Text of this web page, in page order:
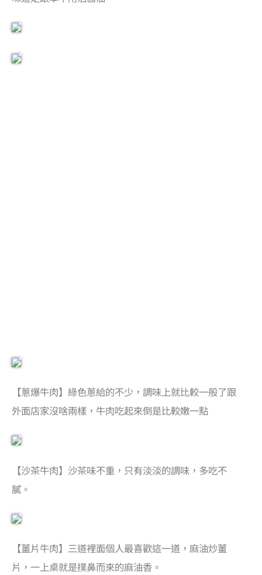
【蔥爆牛肉】綠色蔥給的不少，調味上就比較一般了跟
外面店家沒啥兩樣，牛肉吃起來倒是比較嫩一點
【沙茶牛肉】沙茶味不重，只有淡淡的調味，多吃不
膩。
【薑片牛肉】三道裡面個人最喜歡這一道，麻油炒薑
片，一上桌就是撲鼻而來的麻油香。